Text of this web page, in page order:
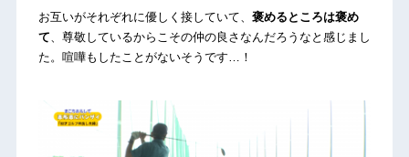
お互いがそれぞれに優しく接していて、 褒めるところは褒め
て 、尊敬しているからこその仲の良さなんだろうなと感じまし
た。喧嘩もしたことがないそうです…！